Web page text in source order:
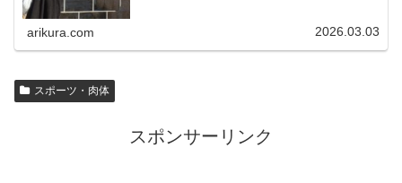
arikura.com 2026.03.03
スポーツ・肉体
スポンサーリンク